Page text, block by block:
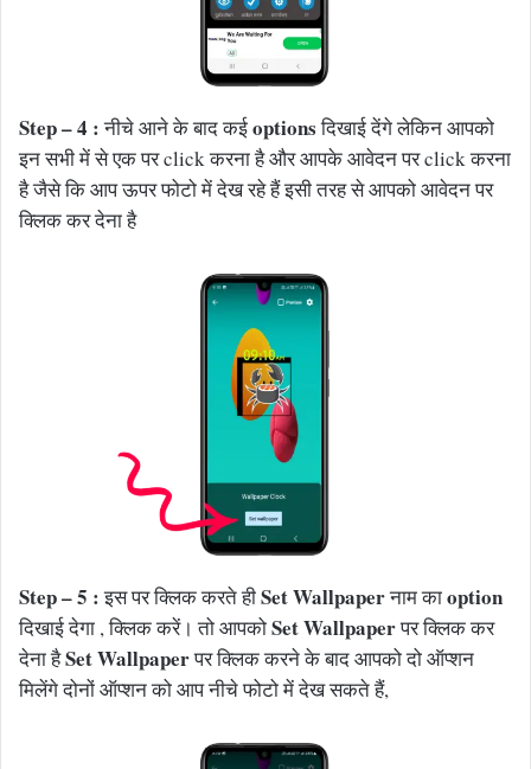
Step – 4 :नीचे आने के बाद कईoptionsदिखाई देंगे लेकिन आपको
इन सभी में से एक पर click करना है और आपके आवेदन पर click करना
है जैसे कि आप ऊपर फोटो में देख रहे हैं इसी तरह से आपको आवेदन पर
क्लिक कर देना है
Step – 5 :इस पर क्लिक करते हीSet Wallpaperनाम काoption
दिखाई देगा , क्लिक करें। तो आपकोSet Wallpaperपर क्लिक कर
देना हैSet Wallpaperपर क्लिक करने के बाद आपको दो ऑप्शन
मिलेंगे दोनों ऑप्शन को आप नीचे फोटो में देख सकते हैं,